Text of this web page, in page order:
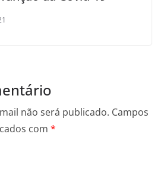
não será publicado. Campos
com *